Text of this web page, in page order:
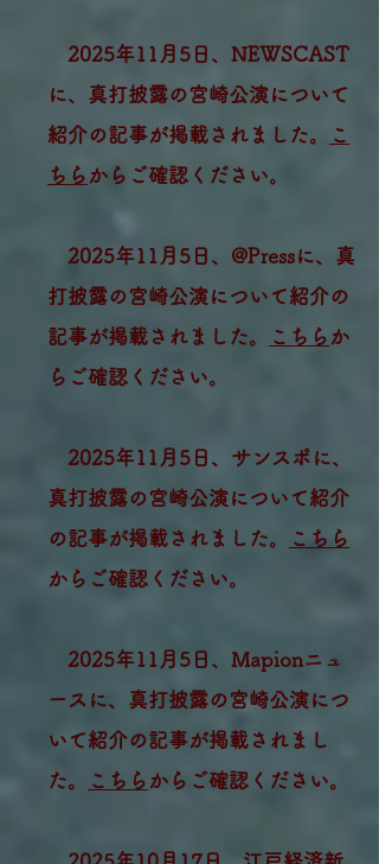
2025年11月5日、NEWSCAST
に、真打披露の宮崎公演について
紹介の記事が掲載されました。
こ
ちら からご確認ください。
2025年11月5日、@Pressに、真
打披露の宮崎公演について紹介の
記事が掲載されました。
こちら か
らご確認ください。
2025年11月5日、サンスポに、
真打披露の宮崎公演について紹介
の記事が掲載されました。
こちら
からご確認ください。
2025年11月5日、Mapionニュ
ースに、真打披露の宮崎公演につ
いて紹介の記事が掲載されまし
た。
こちら からご確認ください。